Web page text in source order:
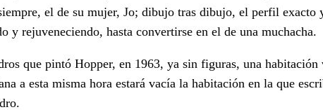
el de su mujer, Jo; dibujo tras dibujo, el perfil exacto
y rejuveneciendo, hasta convertirse en el de una muchacha.
que pintó Hopper, en 1963, ya sin figuras, una habitación
a esta misma hora estará vacía la habitación en la que